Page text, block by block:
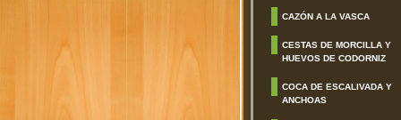
CAZÓN A LA VASCA
CESTAS DE MORCILLA Y
HUEVOS DE CODORNIZ
COCA DE ESCALIVADA Y
ANCHOAS